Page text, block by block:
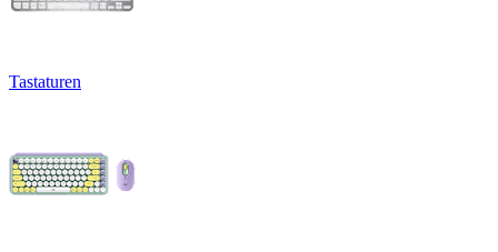
Tastaturen